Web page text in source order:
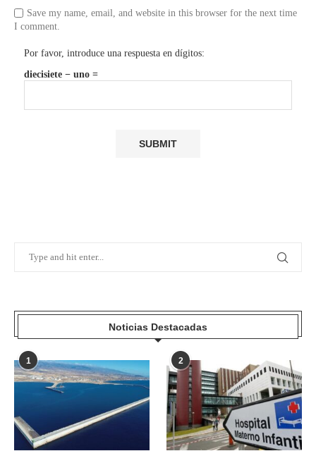
Save my name, email, and website in this browser for the next time
I comment.
Por favor, introduce una respuesta en dígitos:
diecisiete − uno =
Noticias Destacadas
1 2